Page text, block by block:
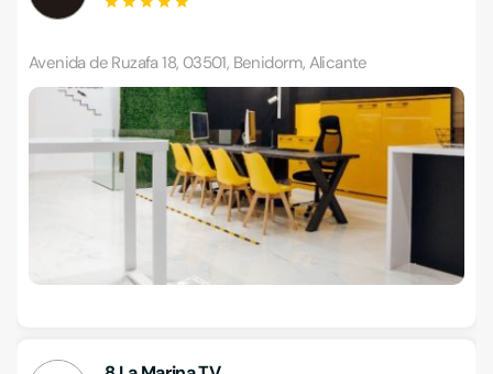
Avenida de Ruzafa 18, 03501, Benidorm, Alicante